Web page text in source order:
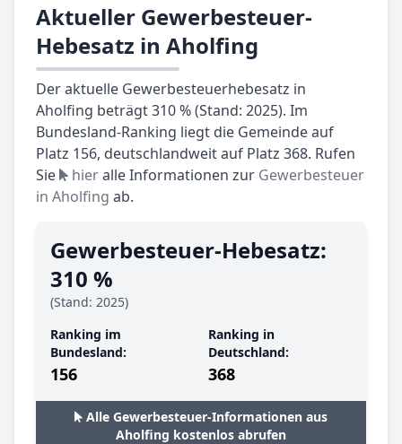
Aktueller Gewerbesteuer-
Hebesatz in Aholfing
Der aktuelle Gewerbesteuerhebesatz in
Aholfing beträgt 310 % (Stand: 2025). Im
Bundesland-Ranking liegt die Gemeinde auf
Platz 156, deutschlandweit auf Platz 368. Rufen
Sie
hieralle Informationen zur Gewerbesteuer
in Aholfing ab.
Gewerbesteuer-Hebesatz:
310 %
(Stand: 2025)
Ranking im
Bundesland:
156
Ranking in
Deutschland:
368
Alle Gewerbesteuer-Informationen aus
Aholfing kostenlos abrufen